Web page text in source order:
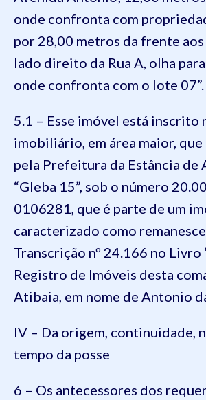
onde confronta com
por 28,00 metros da frente
lado direito da Rua A, olha
onde confronta com o lote 07”.
5.1 – Esse imóvel está inscrito
imobiliário, em área maior, que
pela Prefeitura da Estância de
“Gleba 15”, sob o número
0106281, que é parte de um
caracterizado como
Transcrição nº 24.166 no Livro
Registro de Imóveis desta
Atibaia, em nome de Antonio
IV – Da origem, continuidade,
tempo da posse
6 – Os antecessores dos